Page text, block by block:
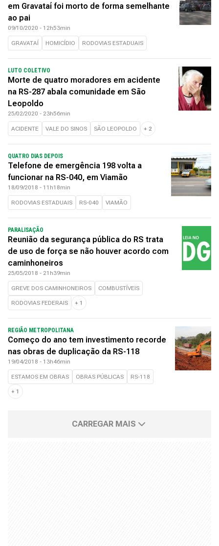
em Gravataí foi morto de forma semelhante
ao pai
09/10/2020 - 12h53min
GRAVATAÍ HOMICÍDIO RODOVIAS ESTADUAIS
LUTO COLETIVO
Morte de quatro moradores em acidente
na RS-287 abala comunidade em São
Leopoldo
25/02/2020 - 23h56min
ACIDENTE VALE DO SINOS SÃO LEOPOLDO + 2
QUATRO DIAS DEPOIS
Telefone de emergência 198 volta a
funcionar na RS-040, em Viamão
18/09/2018 - 11h18min
RODOVIAS ESTADUAIS RS-040 VIAMÃO
PARALISAÇÃO
Reunião da segurança pública do RS trata
de uso de força se não houver acordo com
caminhoneiros
25/05/2018 - 21h39min
GREVE DOS CAMINHONEIROS COMBUSTÍVEIS
RODOVIAS FEDERAIS + 1
REGIÃO METROPOLITANA
Começo do ano tem investimento recorde
nas obras de duplicação da RS-118
19/04/2018 - 13h46min
ESTAMOS EM OBRAS OBRAS PÚBLICAS RS-118
+ 1
CARREGAR MAIS